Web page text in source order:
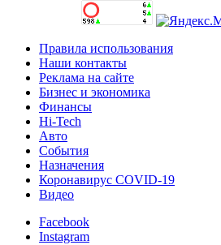
Правила использования
Наши контакты
Реклама на сайте
Бизнес и экономика
Финансы
Hi-Tech
Авто
События
Назначения
Коронавирус COVID-19
Видео
Facebook
Instagram